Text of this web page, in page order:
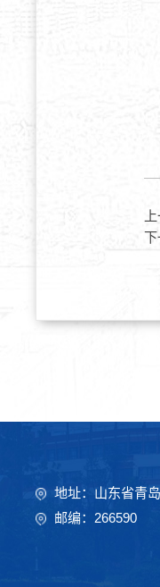
下
地址：山东省青
邮编：266590